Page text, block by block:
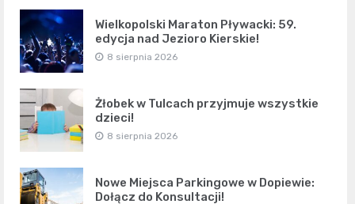
Wielkopolski Maraton Pływacki: 59.
edycja nad Jezioro Kierskie!
8 sierpnia 2026
Żłobek w Tulcach przyjmuje wszystkie
dzieci!
8 sierpnia 2026
Nowe Miejsca Parkingowe w Dopiewie:
Dołącz do Konsultacji!